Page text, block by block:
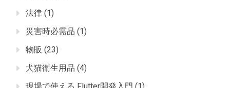
法律 (1)
災害時必需品 (1)
物販 (23)
犬猫衛生用品 (4)